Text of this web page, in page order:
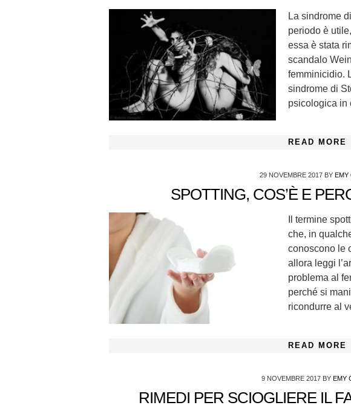
La sindrome
periodo è
essa è stata
scandalo
femminicidio.
sindrome di
psicologica in
READ MORE
29 NOVEMBRE 2017BY EMY
SPOTTING, COS’È E
Il termine
che, in
conoscono le
allora leggi
problema al
perché si
ricondurre al
READ MORE
9 NOVEMBRE 2017BY EMY
RIMEDI PER SCIOGLIERE IL